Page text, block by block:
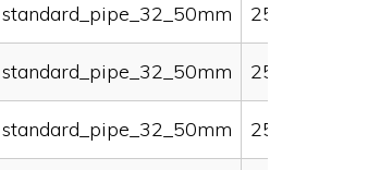
standard_pipe_32_50mm 25000
standard_pipe_32_50mm 25000
standard_pipe_32_50mm 25000